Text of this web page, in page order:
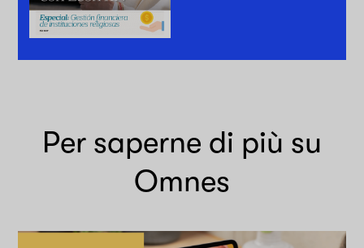
Per saperne di più su
Omnes